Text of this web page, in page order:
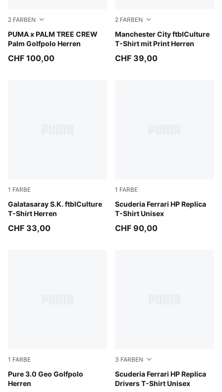
2 FARBEN
PUMA x PALM TREE CREW
Palm Golfpolo Herren
Warm White
CHF 100,00
2 FARBEN
Manchester City ftblCulture
T-Shirt mit Print Herren
PUMA Black-Flaxen
CHF 39,00
1 FARBE
Galatasaray S.K. ftblCulture
T-Shirt Herren
Summer Sunset-Dark Cherry
CHF 33,00
1 FARBE
Scuderia Ferrari HP Replica
T-Shirt Unisex
PUMA Red
CHF 90,00
1 FARBE
Pure 3.0 Geo Golfpolo
Herren
Deep Navy-White Glow
3 FARBEN
Scuderia Ferrari HP Replica
Drivers T-Shirt Unisex
PUMA Red-LH